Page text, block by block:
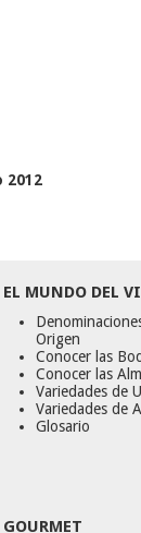
2012
EL MUNDO DEL
Origen
Conocer las
Conocer las
Variedades de
Variedades de
Glosario
GOURMET